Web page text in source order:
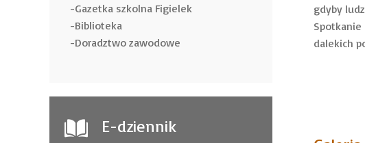
Gazetka szkolna Figielek
Biblioteka
Doradztwo zawodowe
E-dziennik
gdyby
dalekich